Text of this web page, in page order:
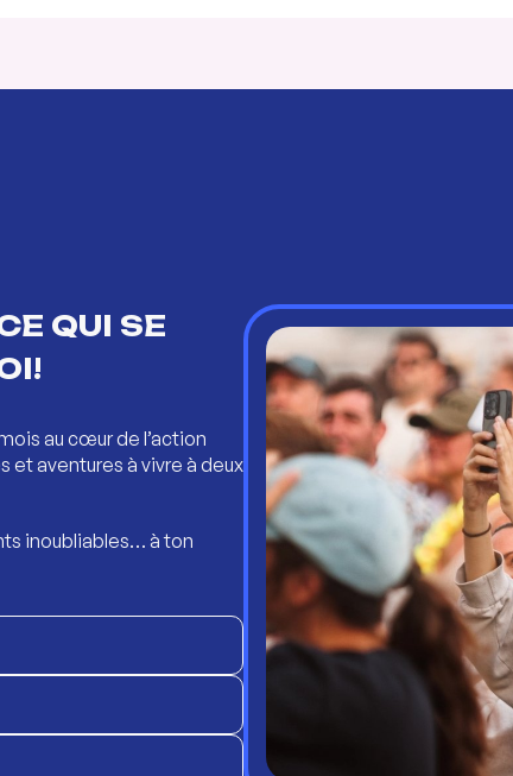
QUI SE
au cœur de l’action
et aventures à vivre à deux
inoubliables… à ton